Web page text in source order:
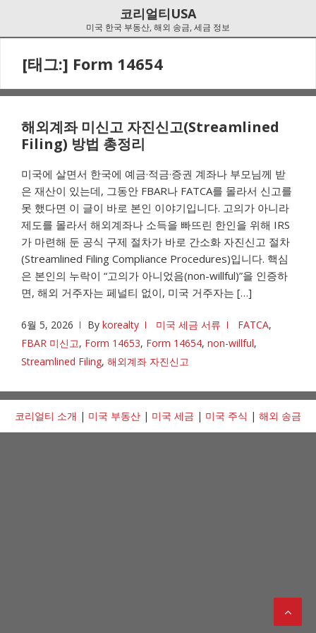
코리얼티USA
미국 한국 부동산, 해외 송금, 세금 정보
[태그:] Form 14654
해외계좌 미신고 자진신고(Streamlined
Filing) 방법 총정리
미국에 살면서 한국에 예금·적금·증권 계좌나 부모님께 받
은 재산이 있는데, 그동안 FBAR나 FATCA를 몰라서 신고를
못 했다면 이 글이 바로 본인 이야기입니다. 고의가 아니라
제도를 몰라서 해외계좌나 소득을 빠뜨린 한인을 위해 IRS
가 마련해 둔 공식 구제 절차가 바로 간소화 자진신고 절차
(Streamlined Filing Compliance Procedures)입니다. 핵심
은 본인의 누락이 “고의가 아니었음(non-willful)”을 인증하
면, 해외 거주자는 페널티 없이, 미국 거주자는 […]
6월 5, 2026 By korealty 미국 세금 서류 FATCA,
FBAR 미신고, Form 14653, Form 14654, non-willful,
Streamlined Filing, 해외계좌 자진신고
코리얼티 소개 | 미국 부동산 | 미국 세금 | 미국 주식 | 해외 송금